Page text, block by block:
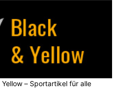
– Sportartikel für alle